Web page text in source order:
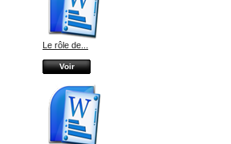
Le rôle de...
Voir